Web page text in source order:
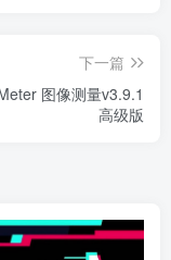
下一篇
图像测量v3.9.1
高级版